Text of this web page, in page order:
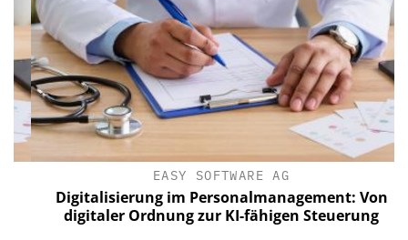
EASY SOFTWARE AG
Digitalisierung im Personalmanagement: Von
digitaler Ordnung zur KI-fähigen Steuerung